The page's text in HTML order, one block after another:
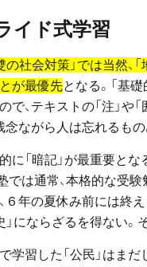
イド式学習
の社会対策」では当然、
が最優先となる。「基
で、テキストの「注」や
念ながら人は忘れるも
に「暗記」が最重要と
では通常、本格的な受
６年の夏休み前には終
」にならざるを得ない。
学習した「公民」はま